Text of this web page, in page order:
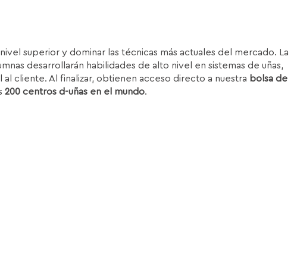
superior y dominar las técnicas más actuales del mercado. La
desarrollarán habilidades de alto nivel en sistemas de uñas,
cliente. Al finalizar, obtienen acceso directo a nuestra bolsa de
200 centros d-uñas en el mundo.